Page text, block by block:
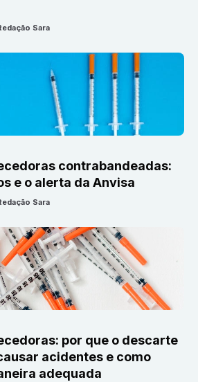
Sara
contrabandeadas:
e o alerta da Anvisa
Sara
por que o descarte
acidentes e como
adequada